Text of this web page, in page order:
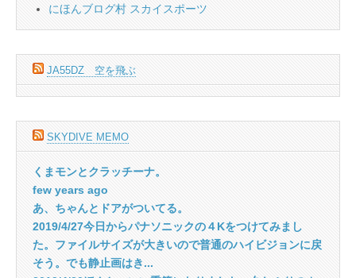
にほんブログ村 スカイスポーツ
JA55DZ 空を飛ぶ
SKYDIVE MEMO
くまモンとクラッチーナ。
few years ago
あ、ちゃんとドアがついてる。
2019/4/27今日からパナソニックの４Kをつけてみまし
た。ファイルサイズが大きいので普通のハイビジョンに戻
そう。でも静止画はき...